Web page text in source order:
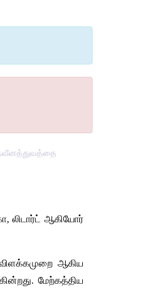
நவீனத்துவத்தை
, லிடார்ட் ஆகியோர்
ஆகிய
. மேற்கத்திய